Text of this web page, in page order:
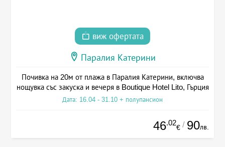
виж офертата
Паралия Катерини
Почивка на 20м от плажа в Паралия Катерини, включва
нощувка със закуска и вечеря в Boutique Hotel Lito, Гърция
Дата: 16.04 - 31.10 + полупансион
46.02
€ / 90лв.